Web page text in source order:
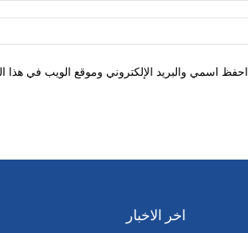
احفظ اسمي والبريد الإلكتروني وموقع الويب في هذا
اخر الاخبار